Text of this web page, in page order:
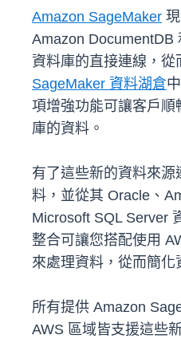
Amazon SageMaker
Amazon DocumentDB
資料庫的直接連線，從
SageMaker 資料湖倉
項增強功能可讓客戶
庫的資料。
有了這些新的資料來
料，並從其 Oracle、
Microsoft SQL Server
整合可讓您搭配使用
來處理資料，從而簡化
所有提供 Amazon
AWS 區域皆支援這些